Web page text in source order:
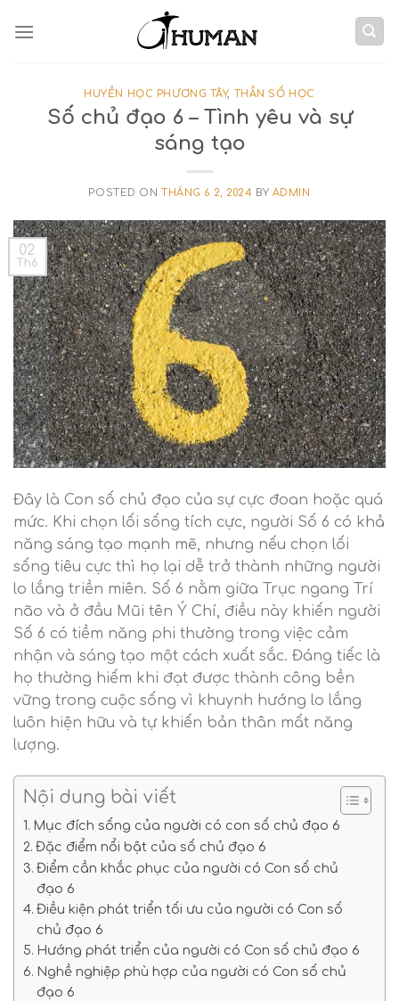
HUYỀN HỌC PHƯƠNG TÂY, THẦN SỐ HỌC
Số chủ đạo 6 – Tình yêu và sự
sáng tạo
POSTED ONTHÁNG 6 2, 2024 BY ADMIN
02
Th6
Đây là Con số chủ đạo của sự cực đoan hoặc quá
mức. Khi chọn lối sống tích cực, người Số 6 có khả
năng sáng tạo mạnh mẽ, nhưng nếu chọn lối
sống tiêu cực thì họ lại dễ trở thành những người
lo lắng triền miên. Số 6 nằm giữa Trục ngang Trí
não và ở đầu Mũi tên Ý Chí, điều này khiến người
Số 6 có tiềm năng phi thường trong việc cảm
nhận và sáng tạo một cách xuất sắc. Đáng tiếc là
họ thường hiếm khi đạt được thành công bền
vững trong cuộc sống vì khuynh hướng lo lắng
luôn hiện hữu và tự khiến bản thân mất năng
lượng.
Nội dung bài viết
Mục đích sống của người có con số chủ đạo 6
Đặc điểm nổi bật của số chủ đạo 6
Điểm cần khắc phục của người có Con số chủ
đạo 6
Điều kiện phát triển tối ưu của người có Con số
chủ đạo 6
Hướng phát triển của người có Con số chủ đạo 6
Nghề nghiệp phù hợp của người có Con số chủ
đạo 6